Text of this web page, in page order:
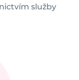
služby